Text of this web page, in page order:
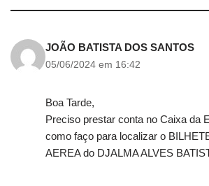
JOÃO BATISTA DOS SANTOS
05/06/2024 em 16:42
Boa Tarde,
Preciso prestar conta no Caixa da
como faço para localizar o
AEREA do DJALMA ALVES